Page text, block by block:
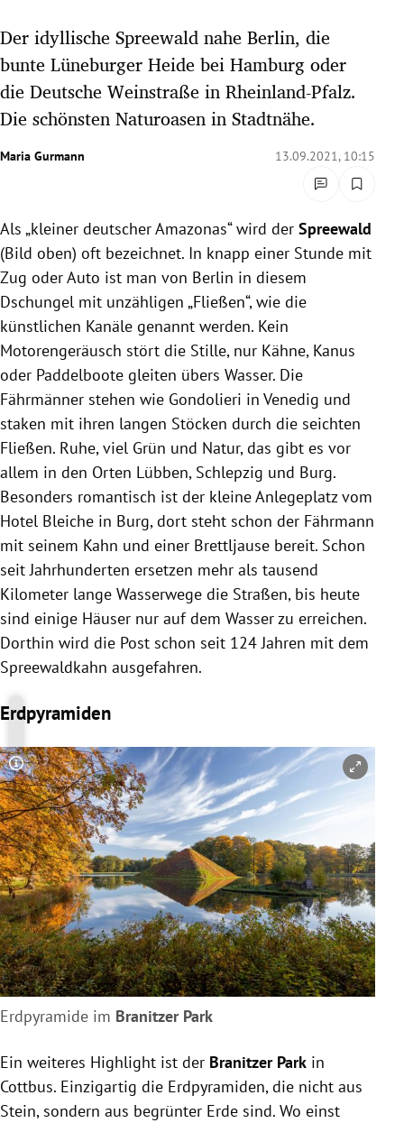
Untermenü
Untermenü
Untermenü
Untermenü
Untermenü
Der idyllische Spreewald nahe Berlin, die
bunte Lüneburger Heide bei Hamburg oder
die Deutsche Weinstraße in Rheinland-Pfalz.
Die schönsten Naturoasen in Stadtnähe.
Maria Gurmann 13.09.2021, 10:15
Als „kleiner deutscher Amazonas“ wird der Spreewald
(Bild oben) oft bezeichnet. In knapp einer Stunde mit
Zug oder Auto ist man von Berlin in diesem
Dschungel mit unzähligen „Fließen“, wie die
künstlichen Kanäle genannt werden. Kein
Motorengeräusch stört die Stille, nur Kähne, Kanus
oder Paddelboote gleiten übers Wasser. Die
Fährmänner stehen wie Gondolieri in Venedig und
staken mit ihren langen Stöcken durch die seichten
Fließen. Ruhe, viel Grün und Natur, das gibt es vor
allem in den Orten Lübben, Schlepzig und Burg.
Besonders romantisch ist der kleine Anlegeplatz vom
Hotel Bleiche in Burg, dort steht schon der Fährmann
mit seinem Kahn und einer Brettljause bereit. Schon
seit Jahrhunderten ersetzen mehr als tausend
Kilometer lange Wasserwege die Straßen, bis heute
sind einige Häuser nur auf dem Wasser zu erreichen.
Dorthin wird die Post schon seit 124 Jahren mit dem
Spreewaldkahn ausgefahren.
Erdpyramiden
Copyright-Hinweis öffnen/schließen
Erdpyramide im Branitzer Park
Ein weiteres Highlight ist der Branitzer Park in
Cottbus. Einzigartig die Erdpyramiden, die nicht aus
Stein, sondern aus begrünter Erde sind. Wo einst